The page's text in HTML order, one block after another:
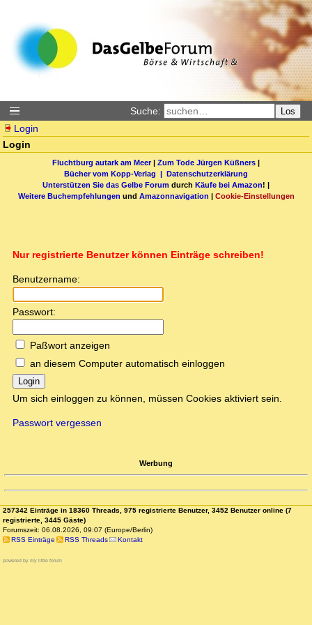
Suche: Los
Login
Login
Fluchtburg autark am Meer| Zum Tode Jürgen Küßners |
Bücher vom Kopp-Verlag | Datenschutzerklärung
Unterstützen Sie das Gelbe Forum durch Käufe bei Amazon! |
Weitere Buchempfehlungen und Amazonnavigation | Cookie-Einstellungen
Nur registrierte Benutzer können Einträge schreiben!
Benutzername:
Passwort:
Paßwort anzeigen
an diesem Computer automatisch einloggen
Login
Um sich einloggen zu können, müssen Cookies aktiviert sein.
Passwort vergessen
Werbung
257342 Einträge in 18360 Threads, 975 registrierte Benutzer, 3452 Benutzer online (7
registrierte, 3445 Gäste)
Forumszeit: 06.08.2026, 09:07 (Europe/Berlin)
RSS Einträge
RSS Threads Kontakt
powered by my little forum